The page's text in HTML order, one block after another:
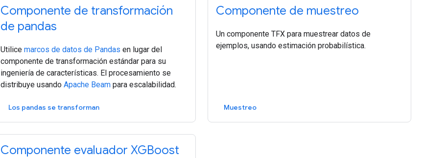
Componente de transformación
de pandas
Utilice marcos de datos de Pandas en lugar del
componente de transformación estándar para su
ingeniería de características. El procesamiento se
distribuye usando Apache Beam para escalabilidad.
Los pandas se transforman
Componente de muestreo
Un componente TFX para muestrear datos de
ejemplos, usando estimación probabilística.
Muestreo
Componente evaluador XGBoost